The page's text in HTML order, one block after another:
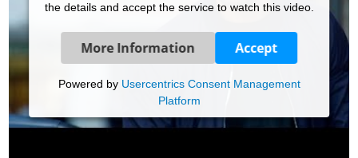
the details and accept the service to watch this video.
More Information Accept
Powered by Usercentrics Consent Management
Platform